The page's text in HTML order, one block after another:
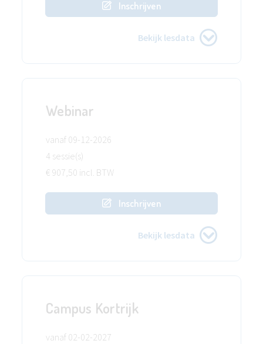
Inschrijven
Bekijk lesdata
Webinar
vanaf 09-12-2026
4 sessie(s)
€ 907,50 incl. BTW
Inschrijven
Bekijk lesdata
Campus Kortrijk
vanaf 02-02-2027